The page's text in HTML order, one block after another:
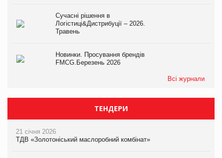
Сучасні рішення в
Логістиці&Дистрибуції – 2026.
Травень
Новинки. Просування брендів
FMCG.Березень 2026
Всі журнали
ТЕНДЕРИ
21 січня 2026
ТДВ «Золотоніський маслоробний комбінат»